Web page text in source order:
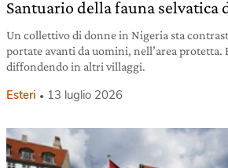
Santuario della fauna selvatica
Un collettivo di donne in Nigeria sta
portate avanti da uomini, nell’area protetta.
diffondendo in altri villaggi.
Esteri 13 luglio 2026